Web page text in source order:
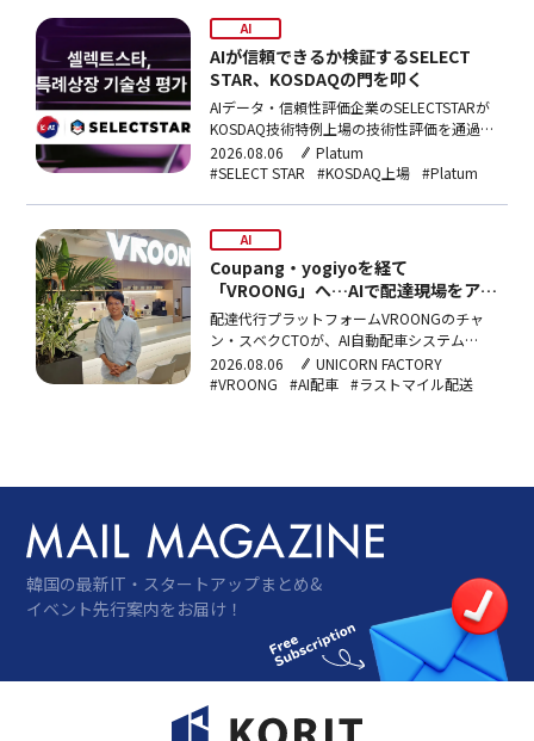
AI
AIが信頼できるか検証するSELECT
STAR、KOSDAQの門を叩く
AIデータ・信頼性評価企業のSELECTSTARが
KOSDAQ技術特例上場の技術性評価を通過し
た。AI信頼性評価を核心事業とする韓国内企
業として初の突破で、年内に上場予備審査を
2026.08.06
Platum
#SELECT STAR
#KOSDAQ上場 #Platum
AI
Coupang・yogiyoを経て
「VROONG」へ…AIで配達現場をアッ
プデート
配達代行プラットフォームVROONGのチャ
ン・スベクCTOが、AI自動配車システム
「VROONGプラス」による店舗到着時間
30%短縮の成果と、ラストマイルのサービス
2026.08.06
UNICORN FACTORY
#VROONG
#AI配車 #ラストマイル配送
韓国の最新IT・スタートアップまとめ&
イベント先行案内をお届け！